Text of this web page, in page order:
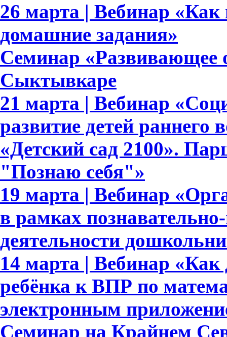
26 марта | Вебинар «Как
домашние задания»
Семинар «Развивающее
Сыктывкаре
21 марта | Вебинар
развитие детей раннего
«Детский сад 2100».
"Познаю себя"»
19 марта | Вебинар
в рамках
деятельности
14 марта | Вебинар «Как
ребёнка к ВПР по
электронным
Семинар на Крайнем